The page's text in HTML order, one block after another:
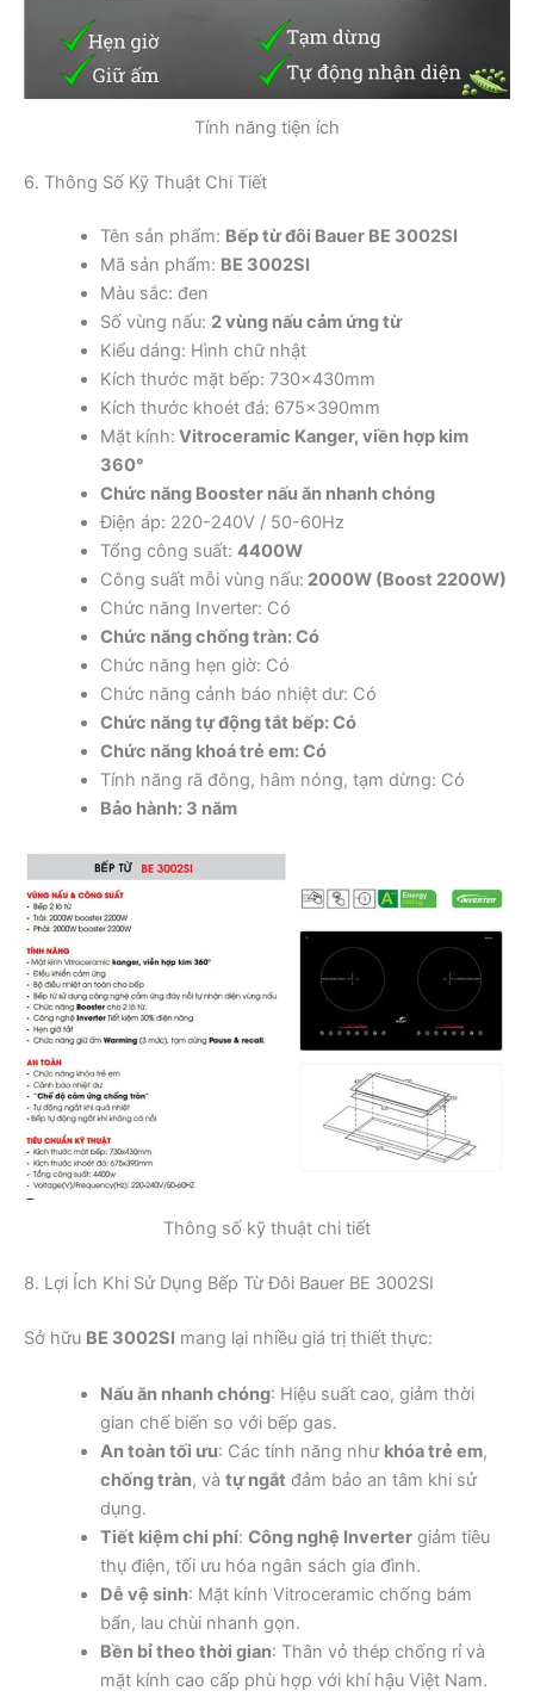
Tính năng tiện ích
6. Thông Số Kỹ Thuật Chi Tiết
Tên sản phẩm: Bếp từ đôi Bauer BE 3002SI
Mã sản phẩm: BE 3002SI
Màu sắc: đen
Số vùng nấu: 2 vùng nấu cảm ứng từ
Kiểu dáng: Hình chữ nhật
Kích thước mặt bếp: 730x430mm
Kích thước khoét đá: 675x390mm
Mặt kính: Vitroceramic Kanger, viền hợp kim
360°
Chức năng Booster nấu ăn nhanh chóng
Điện áp: 220-240V / 50-60Hz
Tổng công suất: 4400W
Công suất mỗi vùng nấu: 2000W (Boost 2200W)
Chức năng Inverter: Có
Chức năng chống tràn: Có
Chức năng hẹn giờ: Có
Chức năng cảnh báo nhiệt dư: Có
Chức năng tự động tắt bếp: Có
Chức năng khoá trẻ em: Có
Tính năng rã đông, hâm nóng, tạm dừng: Có
Bảo hành: 3 năm
Thông số kỹ thuật chi tiết
8. Lợi Ích Khi Sử Dụng Bếp Từ Đôi Bauer BE 3002SI
Sở hữu BE 3002SI mang lại nhiều giá trị thiết thực:
Nấu ăn nhanh chóng: Hiệu suất cao, giảm thời
gian chế biến so với bếp gas.
An toàn tối ưu: Các tính năng như khóa trẻ em,
chống tràn, và tự ngắt đảm bảo an tâm khi sử
dụng.
Tiết kiệm chi phí: Công nghệ Invertergiảm tiêu
thụ điện, tối ưu hóa ngân sách gia đình.
Dễ vệ sinh: Mặt kính Vitroceramic chống bám
bẩn, lau chùi nhanh gọn.
Bền bỉ theo thời gian: Thân vỏ thép chống rỉ và
mặt kính cao cấp phù hợp với khí hậu Việt Nam.